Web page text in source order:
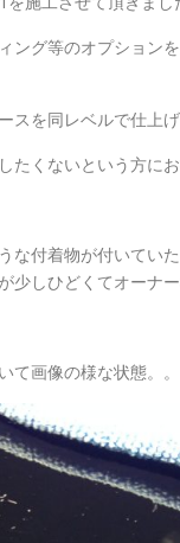
ング等のオプション
スを同レベルで仕上
たくないという方にお
付着物が付いてい
しひどくてオーナ
画像の様な状態。。